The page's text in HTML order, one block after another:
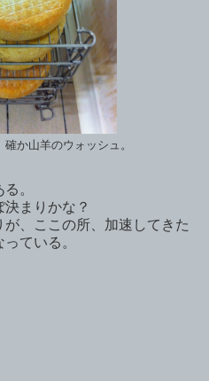
か山羊のウォッシュ。
。
まりかな？
、ここの所、加速してきた
ている。